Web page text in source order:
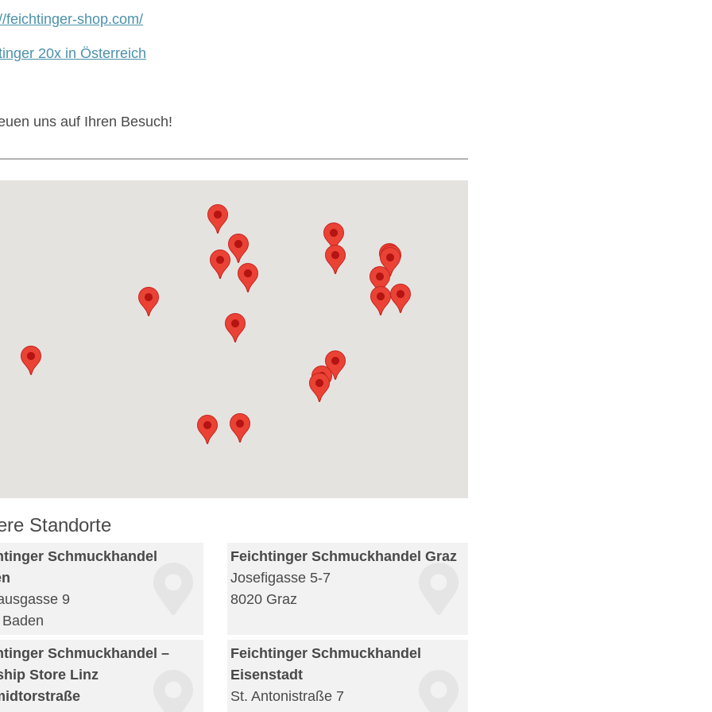
feichtinger-shop.com/
20x in Österreich
uns auf Ihren Besuch!
Standorte
Schmuckhandel
9
Feichtinger Schmuckhandel Graz
Josefigasse 5-7
8020 Graz
Schmuckhandel –
Store Linz
Feichtinger Schmuckhandel
Eisenstadt
St. Antonistraße 7